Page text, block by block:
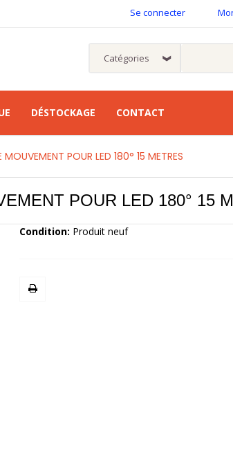
Se connecter
DÉSTOCKAGE CONTACT
MOUVEMENT POUR LED 180° 15 METRES
POUR LED 180° 15
Condition: Produit neuf